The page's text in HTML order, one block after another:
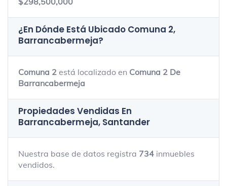
¿En Dónde Está Ubicado Comuna 2,
Barrancabermeja?
Comuna 2 está localizado en Comuna 2 De
Barrancabermeja
Propiedades Vendidas En
Barrancabermeja, Santander
Nuestra base de datos registra 734 inmuebles
vendidos.